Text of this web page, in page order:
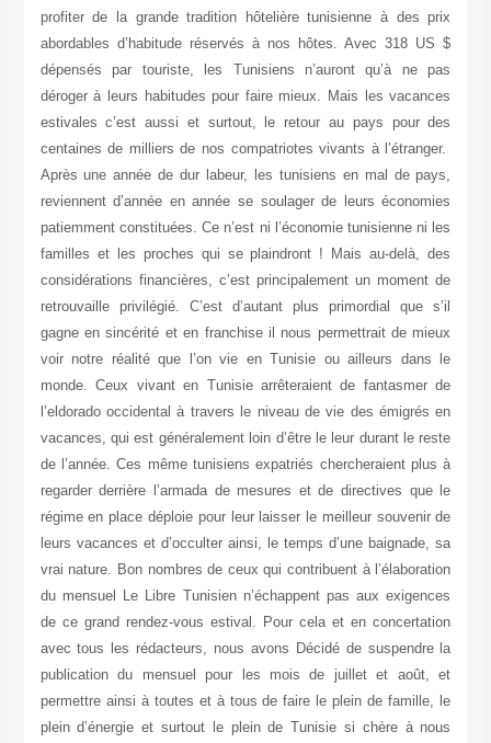
profiter de la grande tradition hôtelière tunisienne à des prix
abordables d’habitude réservés à nos hôtes. Avec 318 US $
dépensés par touriste, les Tunisiens n’auront qu’à ne pas
déroger à leurs habitudes pour faire mieux. Mais les vacances
estivales c’est aussi et surtout, le retour au pays pour des
centaines de milliers de nos compatriotes vivants à l’étranger.
Après une année de dur labeur, les tunisiens en mal de pays,
reviennent d’année en année se soulager de leurs économies
patiemment constituées. Ce n’est ni l’économie tunisienne ni les
familles et les proches qui se plaindront ! Mais au-delà, des
considérations financières, c’est principalement un moment de
retrouvaille privilégié. C’est d’autant plus primordial que s’il
gagne en sincérité et en franchise il nous permettrait de mieux
voir notre réalité que l’on vie en Tunisie ou ailleurs dans le
monde. Ceux vivant en Tunisie arrêteraient de fantasmer de
l’eldorado occidental à travers le niveau de vie des émigrés en
vacances, qui est généralement loin d’être le leur durant le reste
de l’année. Ces même tunisiens expatriés chercheraient plus à
regarder derrière l’armada de mesures et de directives que le
régime en place déploie pour leur laisser le meilleur souvenir de
leurs vacances et d’occulter ainsi, le temps d’une baignade, sa
vrai nature. Bon nombres de ceux qui contribuent à l’élaboration
du mensuel Le Libre Tunisien n’échappent pas aux exigences
de ce grand rendez-vous estival. Pour cela et en concertation
avec tous les rédacteurs, nous avons Décidé de suspendre la
publication du mensuel pour les mois de juillet et août, et
permettre ainsi à toutes et à tous de faire le plein de famille, le
plein d’énergie et surtout le plein de Tunisie si chère à nous